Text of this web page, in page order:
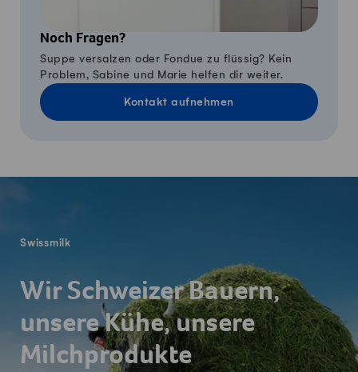
Noch Fragen?
Suppe versalzen oder Fondue zu flüssig? Kein
Problem, Sabine und Marie helfen dir weiter.
Kontakt aufnehmen
Swissmilk
Wir Schweizer Bauern,
unsere Kühe, unsere
Milchprodukte